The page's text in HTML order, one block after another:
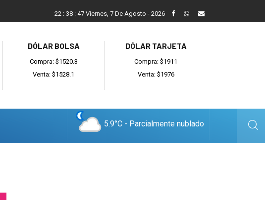
Vecinos, instituciones y concejales se manifestaron contra
22 : 38 : 48 Viernes, 7 De Agosto - 2026
DÓLAR BOLSA
Compra: $1520.3
Venta: $1528.1
DÓLAR TARJETA
Compra: $1911
Venta: $1976
5.9°C - Parcialmente nublado